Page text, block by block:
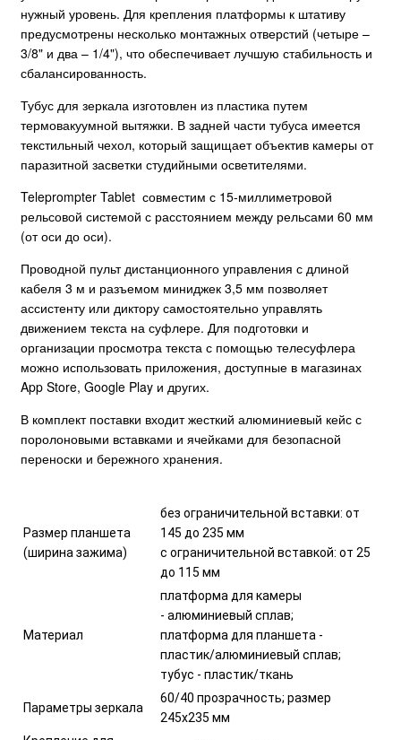
нужный уровень. Для крепления платформы к штативу
предусмотрены несколько монтажных отверстий (четыре –
3/8" и два – 1/4"), что обеспечивает лучшую стабильность и
сбалансированность.
Тубус для зеркала изготовлен из пластика путем
термовакуумной вытяжки. В задней части тубуса имеется
текстильный чехол, который защищает объектив камеры от
паразитной засветки студийными осветителями.
Teleprompter Tablet совместим с 15-миллиметровой
рельсовой системой с расстоянием между рельсами 60 мм
(от оси до оси).
Проводной пульт дистанционного управления с длиной
кабеля 3 м и разъемом миниджек 3,5 мм позволяет
ассистенту или диктору самостоятельно управлять
движением текста на суфлере. Для подготовки и
организации просмотра текста с помощью телесуфлера
можно использовать приложения, доступные в магазинах
App Store, Google Play и других.
В комплект поставки входит жесткий алюминиевый кейс с
поролоновыми вставками и ячейками для безопасной
переноски и бережного хранения.
Размер планшета
(ширина зажима)
без ограничительной вставки: от
145 до 235 мм
с ограничительной вставкой: от 25
до 115 мм
Материал
платформа для камеры
- алюминиевый сплав;
платформа для планшета -
пластик/алюминиевый сплав;
тубус - пластик/ткань
Параметры зеркала
60/40 прозрачность; размер
245x235 мм